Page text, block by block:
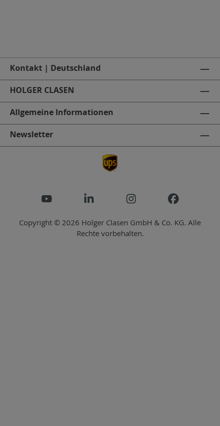
Kontakt | Deutschland
HOLGER CLASEN
Allgemeine Informationen
Newsletter
Copyright © 2026 Holger Clasen GmbH & Co. KG. Alle
Rechte vorbehalten.